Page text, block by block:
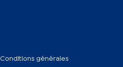
Conditions générales